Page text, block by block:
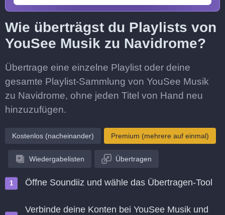
Wie überträgst du Playlists von
YouSee Musik zu Navidrome?
Übertrage eine einzelne Playlist oder deine
gesamte Playlist-Sammlung von YouSee Musik
zu Navidrome, ohne jeden Titel von Hand neu
hinzuzufügen.
Kostenlos (nacheinander) Premium (mehrere auf einmal)
Wiedergabelisten Übertragen
Öffne Soundiiz und wähle das Übertragen-Tool
Verbinde deine Konten bei YouSee Musik und